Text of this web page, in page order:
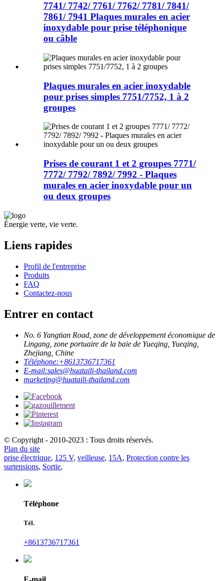
7741/ 7742/ 7761/ 7762/ 7781/ 7841/
7861/ 7941 Plaques murales en acier
inoxydable pour prise téléphonique
ou câble
Plaques murales en acier inoxydable
pour prises simples 7751/7752, 1 à 2
groupes
Prises de courant 1 et 2 groupes 7771/
7772/ 7792/ 7892/ 7992 - Plaques
murales en acier inoxydable pour un
ou deux groupes
Énergie verte, vie verte.
Liens rapides
Profil de l'entreprise
Produits
FAQ
Contactez-nous
Entrer en contact
No. 6 Yangtian Road, zone de développement économique de
Lingang, zone portuaire de la baie de Yueqing, Yueqing,
Zhejiang, Chine
Téléphone:+8613736717361
E-mail:sales@huataili-thailand.com
marketing@huataili-thailand.com
© Copyright - 2010-2023 : Tous droits réservés.
Plan du site
prise électrique, 125 V, veilleuse, 15A, Protection contre les
surtensions, Sortie,
Téléphone
Tél.
+8613736717361